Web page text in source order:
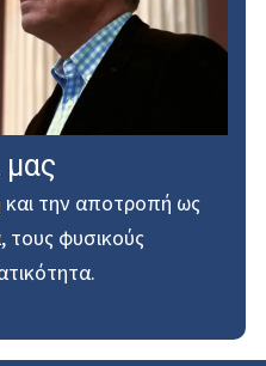
μας
την αποτροπή ως
τους φυσικούς